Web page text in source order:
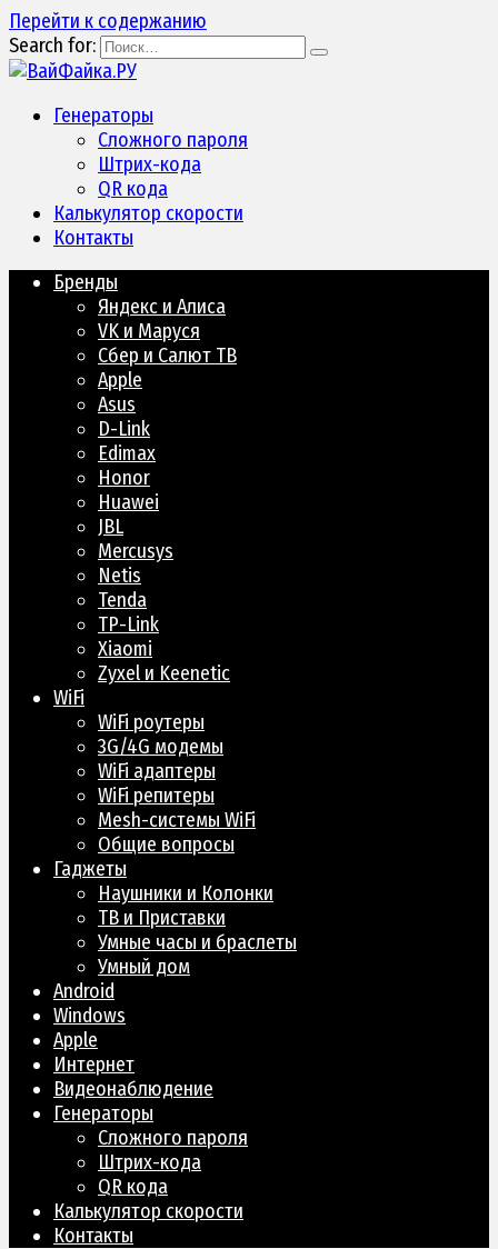
Перейти к содержанию
Search for:
Генераторы
Сложного пароля
Штрих-кода
QR кода
Калькулятор скорости
Контакты
Бренды
Яндекс и Алиса
VK и Маруся
Сбер и Салют ТВ
Apple
Asus
D-Link
Edimax
Honor
Huawei
JBL
Mercusys
Netis
Tenda
TP-Link
Xiaomi
Zyxel и Keenetic
WiFi
WiFi роутеры
3G/4G модемы
WiFi адаптеры
WiFi репитеры
Mesh-системы WiFi
Общие вопросы
Гаджеты
Наушники и Колонки
ТВ и Приставки
Умные часы и браслеты
Умный дом
Android
Windows
Apple
Интернет
Видеонаблюдение
Генераторы
Сложного пароля
Штрих-кода
QR кода
Калькулятор скорости
Контакты